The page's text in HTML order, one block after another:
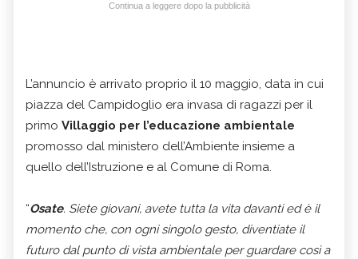
Continua a leggere dopo la pubblicità
L’annuncio è arrivato proprio il 10 maggio, data in cui
piazza del Campidoglio era invasa di ragazzi per il
primo Villaggio per l’educazione ambientale
promosso dal ministero dell’Ambiente insieme a
quello dell’Istruzione e al Comune di Roma.
“Osate. Siete giovani, avete tutta la vita davanti ed è il
momento che, con ogni singolo gesto, diventiate il
futuro dal punto di vista ambientale per guardare così a